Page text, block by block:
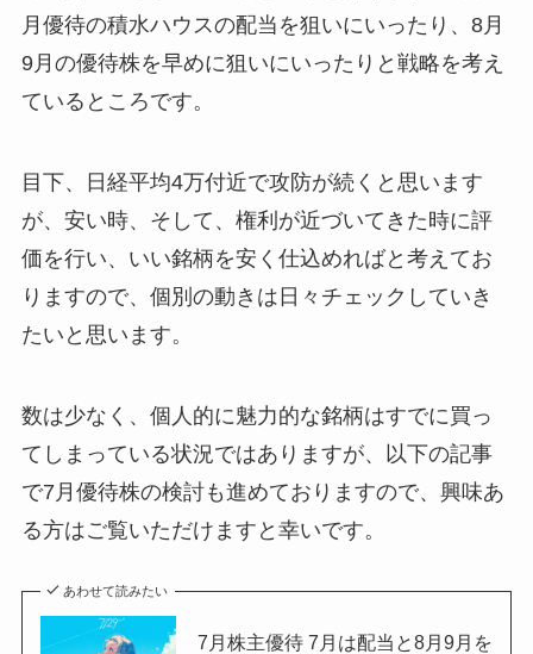
月優待の積水ハウスの配当を狙いにいったり、8月
9月の優待株を早めに狙いにいったりと戦略を考え
ているところです。
目下、日経平均4万付近で攻防が続くと思います
が、安い時、そして、権利が近づいてきた時に評
価を行い、いい銘柄を安く仕込めればと考えてお
りますので、個別の動きは日々チェックしていき
たいと思います。
数は少なく、個人的に魅力的な銘柄はすでに買っ
てしまっている状況ではありますが、以下の記事
で7月優待株の検討も進めておりますので、興味あ
る方はご覧いただけますと幸いです。
あわせて読みたい
7月株主優待 7月は配当と8月9月を